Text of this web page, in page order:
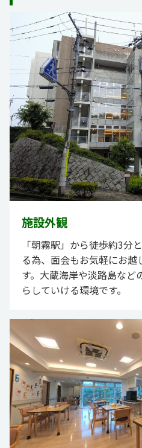
施設外観
「朝霧駅」から徒歩約3分
る為、面会もお気軽にお越
す。大蔵海岸や淡路島など
らしていける環境です。